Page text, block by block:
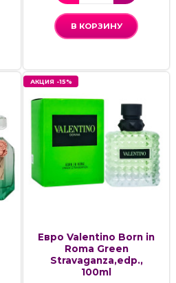
В КОРЗИНУ
АКЦИЯ -15%
Евро Valentino Born in
Roma Green
Stravaganza,edp.,
100ml